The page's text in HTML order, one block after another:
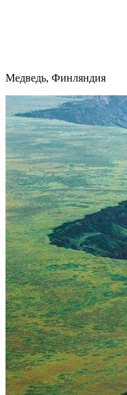
Медведь, Финляндия